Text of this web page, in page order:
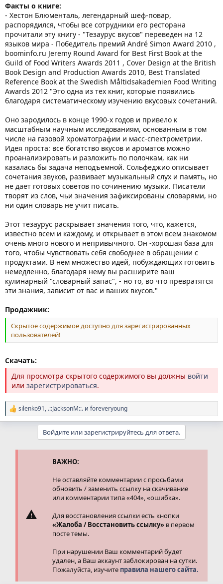
Факты о книге:
- Хестон Блюменталь, легендарный шеф-повар,
распорядился, чтобы все сотрудники его ресторана
прочитали эту книгу - "Тезаурус вкусов" переведен на 12
языков мира - Победитель премий André Simon Award 2010 ,
boominfo.ru Jeremy Round Award for Best First Book at the
Guild of Food Writers Awards 2011 , Cover Design at the British
Book Design and Production Awards 2010, Best Translated
Reference Book at the Swedish Måltidsakademien Food Writing
Awards 2012 "Это одна из тех книг, которые появились
благодаря систематическому изучению вкусовых сочетаний.
Оно зародилось в конце 1990-х годов и привело к
масштабным научным исследованиям, основанным в том
числе на газовой хроматографии и масс-спектрометрии.
Идея проста: все богатство вкусов и ароматов можно
проанализировать и разложить по полочкам, как ни
казалась бы задача неподъемной. Сольфеджио описывает
сочетания звуков, развивает музыкальный слух и память, но
не дает готовых советов по сочинению музыки. Писатели
творят из слов, чьи значения зафиксированы словарями, но
ни один словарь не учит писать.
Этот тезаурус раскрывает значения того, что, кажется,
известно всем и каждому, и открывает в этом всем знакомом
очень много нового и непривычного. Он -хорошая база для
того, чтобы чувствовать себя свободнее в обращении с
продуктами. В нем множество идей, побуждающих готовить
немедленно, благодаря нему вы расширите ваш
кулинарный "словарный запас", - но то, во что превратятся
эти знания, зависит от вас и ваших вкусов."
Продажник:
Скрытое содержимое доступно для зарегистрированных
пользователей!
Скачать:
Для просмотра скрытого содержимого вы должны войти
или зарегистрироваться.
Р
е
silenko91, .::JacksonM::. и foreveryoung
Войдите или зарегистрируйтесь для ответа.
ВАЖНО:
Не оставляйте комментарии с просьбами
обновить / заменить ссылку на скачивание
или комментарии типа «404», «ошибка».
Для восстановления ссылки есть кнопки
«Жалоба / Восстановить ссылку» в первом
посте темы.
При нарушении Ваш комментарий будет
удален, а Ваш аккаунт заблокирован на сутки.
Пожалуйста, изучите правила нашего сайта.